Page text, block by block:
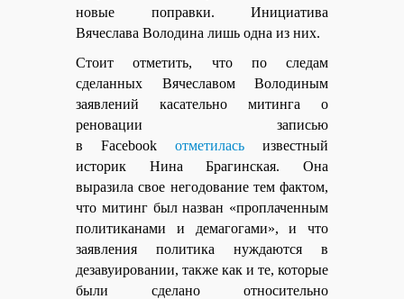
новые поправки. Инициатива
Вячеслава Володина лишь одна из них.
Стоит отметить, что по следам
сделанных Вячеславом Володиным
заявлений касательно митинга о
реновации записью
в Facebook отметилась известный
историк Нина Брагинская. Она
выразила свое негодование тем фактом,
что митинг был назван «проплаченным
политиканами и демагогами», и что
заявления политика нуждаются в
дезавуировании, также как и те, которые
были сделано относительно